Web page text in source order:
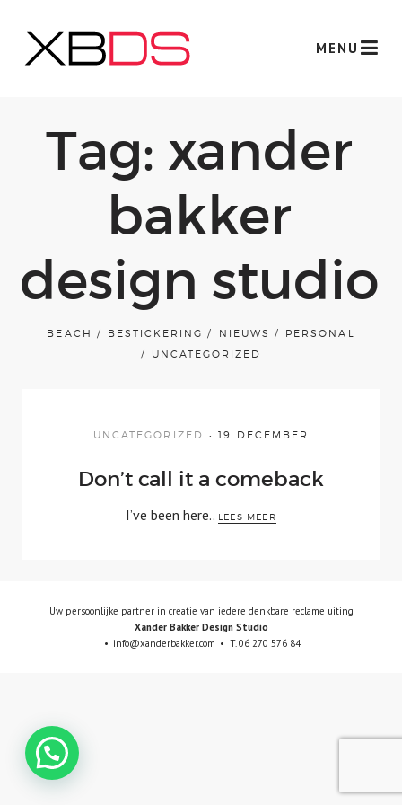
MENU
Werk
over xbds
Gemeente Stickers
Contact
Tag: xander
bakker
design studio
BEACH BESTICKERING NIEUWS
PERSONAL
UNCATEGORIZED
UNCATEGORIZED 19 DECEMBER
Don’t call it a comeback
I’ve been here.. LEES MEER
Uw persoonlijke partner in creatie van iedere denkbare reclame uiting
Xander Bakker Design Studio
info@xanderbakker.com
T. 06 270 576 84